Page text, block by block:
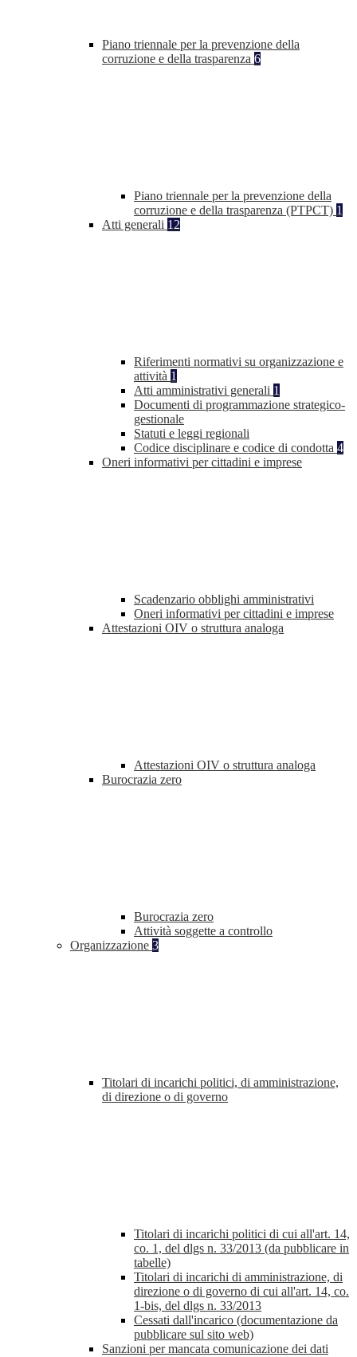
Piano triennale per la prevenzione della
corruzione e della trasparenza 6
Piano triennale per la prevenzione della
corruzione e della trasparenza (PTPCT) 1
Atti generali 12
Riferimenti normativi su organizzazione e
attività 1
Atti amministrativi generali 1
Documenti di programmazione strategico-
gestionale
Statuti e leggi regionali
Codice disciplinare e codice di condotta 4
Oneri informativi per cittadini e imprese
Scadenzario obblighi amministrativi
Oneri informativi per cittadini e imprese
Attestazioni OIV o struttura analoga
Attestazioni OIV o struttura analoga
Burocrazia zero
Burocrazia zero
Attività soggette a controllo
Organizzazione 3
Titolari di incarichi politici, di amministrazione,
di direzione o di governo
Titolari di incarichi politici di cui all'art. 14,
co. 1, del dlgs n. 33/2013 (da pubblicare in
tabelle)
Titolari di incarichi di amministrazione, di
direzione o di governo di cui all'art. 14, co.
1-bis, del dlgs n. 33/2013
Cessati dall'incarico (documentazione da
pubblicare sul sito web)
Sanzioni per mancata comunicazione dei dati